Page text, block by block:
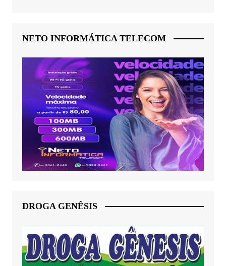
NETO INFORMÁTICA TELECOM
DROGA GENÊSIS